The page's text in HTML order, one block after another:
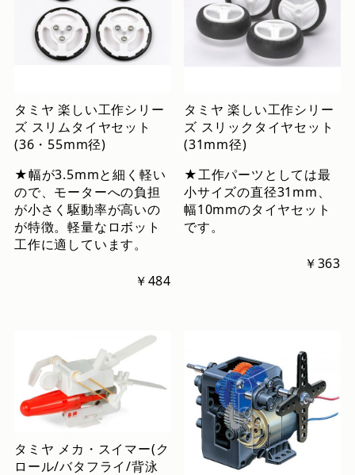
タミヤ 楽しい工作シリー
ズ スリムタイヤセット
(36・55mm径)
★幅が3.5mmと細く軽い
ので、モーターへの負担
が小さく駆動率が高いの
が特徴。軽量なロボット
工作に適しています。
￥484
タミヤ 楽しい工作シリー
ズ スリックタイヤセット
(31mm径)
★工作パーツとしては最
小サイズの直径31mm、
幅10mmのタイヤセット
です。
￥363
タミヤ メカ・スイマー(ク
ロール/バタフライ/背泳